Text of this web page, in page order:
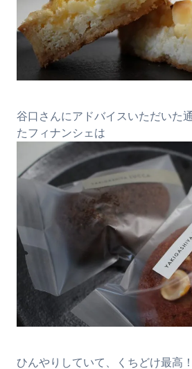
谷口さんにアドバイスいただいた
たフィナンシェは
ひんやりしていて、くちどけ最高